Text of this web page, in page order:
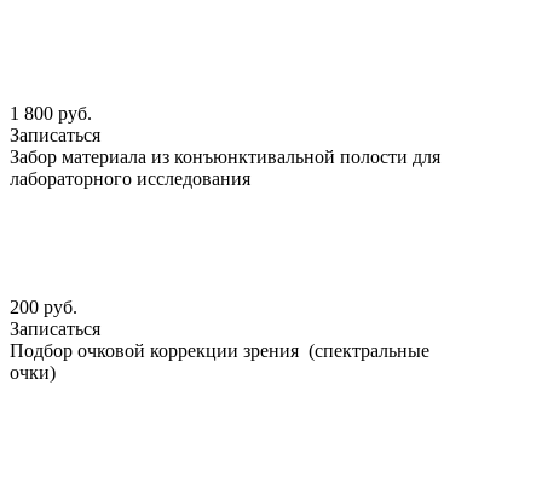
1 800 руб.
Записаться
Забор материала из конъюнктивальной полости для
лабораторного исследования
200 руб.
Записаться
Подбор очковой коррекции зрения (спектральные
очки)